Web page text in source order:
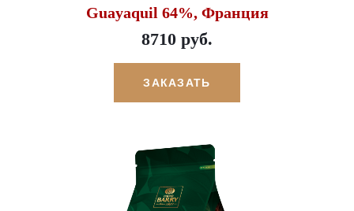
Guayaquil 64%, Франция
8710 руб.
ЗАКАЗАТЬ